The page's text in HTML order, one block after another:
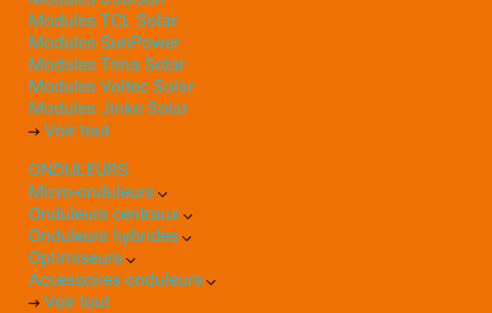
Modules TCL Solar
Modules SunPower
Modules Trina Solar
Modules Voltec Solar
Modules Jinko Solar
Voir tout
ONDULEURS
Micro-onduleurs
Onduleurs centraux
Onduleurs hybrides
Optimiseurs
Accessoires onduleurs
Voir tout